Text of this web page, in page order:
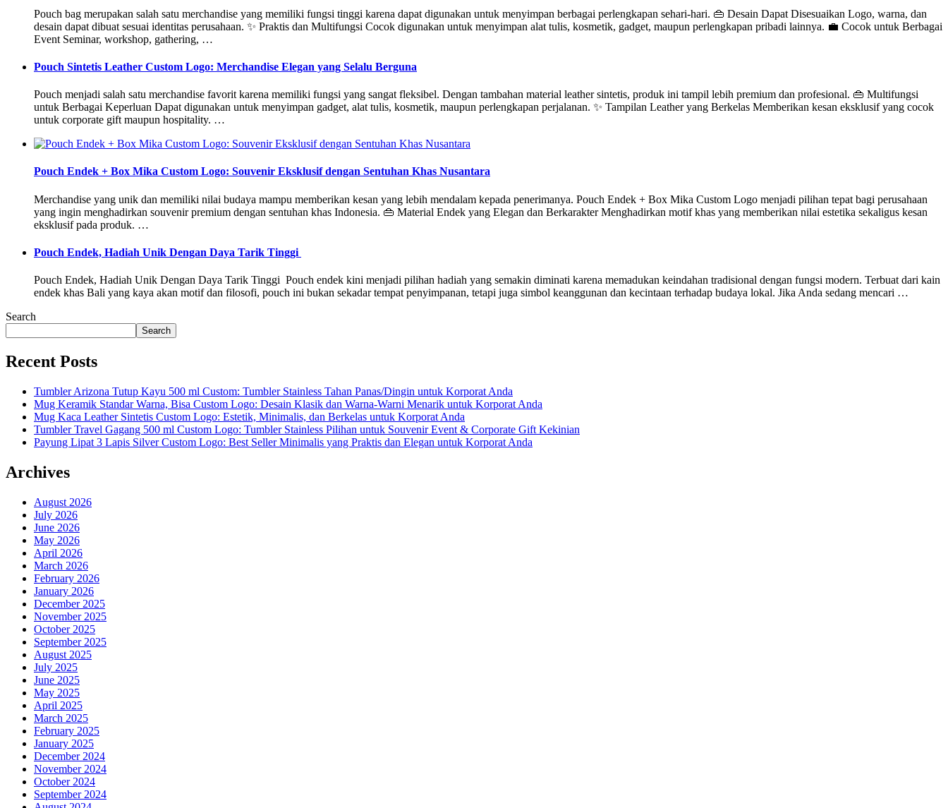
Pouch bag merupakan salah satu merchandise yang memiliki fungsi tinggi karena dapat digunakan untuk menyimpan berbagai perlengkapan sehari-hari. 👜 Desain Dapat Disesuaikan Logo, warna, dan
desain dapat dibuat sesuai identitas perusahaan. ✨ Praktis dan Multifungsi Cocok digunakan untuk menyimpan alat tulis, kosmetik, gadget, maupun perlengkapan pribadi lainnya. 💼 Cocok untuk Berbagai
Event Seminar, workshop, gathering, …
Pouch Sintetis Leather Custom Logo: Merchandise Elegan yang Selalu Berguna
Pouch menjadi salah satu merchandise favorit karena memiliki fungsi yang sangat fleksibel. Dengan tambahan material leather sintetis, produk ini tampil lebih premium dan profesional. 👜 Multifungsi
untuk Berbagai Keperluan Dapat digunakan untuk menyimpan gadget, alat tulis, kosmetik, maupun perlengkapan perjalanan. ✨ Tampilan Leather yang Berkelas Memberikan kesan eksklusif yang cocok
untuk corporate gift maupun hospitality. …
Pouch Endek + Box Mika Custom Logo: Souvenir Eksklusif dengan Sentuhan Khas Nusantara
Merchandise yang unik dan memiliki nilai budaya mampu memberikan kesan yang lebih mendalam kepada penerimanya. Pouch Endek + Box Mika Custom Logo menjadi pilihan tepat bagi perusahaan
yang ingin menghadirkan souvenir premium dengan sentuhan khas Indonesia. 👜 Material Endek yang Elegan dan Berkarakter Menghadirkan motif khas yang memberikan nilai estetika sekaligus kesan
eksklusif pada produk. …
Pouch Endek, Hadiah Unik Dengan Daya Tarik Tinggi
Pouch Endek, Hadiah Unik Dengan Daya Tarik Tinggi Pouch endek kini menjadi pilihan hadiah yang semakin diminati karena memadukan keindahan tradisional dengan fungsi modern. Terbuat dari kain
endek khas Bali yang kaya akan motif dan filosofi, pouch ini bukan sekadar tempat penyimpanan, tetapi juga simbol keanggunan dan kecintaan terhadap budaya lokal. Jika Anda sedang mencari …
Search
Search
Recent Posts
Tumbler Arizona Tutup Kayu 500 ml Custom: Tumbler Stainless Tahan Panas/Dingin untuk Korporat Anda
Mug Keramik Standar Warna, Bisa Custom Logo: Desain Klasik dan Warna-Warni Menarik untuk Korporat Anda
Mug Kaca Leather Sintetis Custom Logo: Estetik, Minimalis, dan Berkelas untuk Korporat Anda
Tumbler Travel Gagang 500 ml Custom Logo: Tumbler Stainless Pilihan untuk Souvenir Event & Corporate Gift Kekinian
Payung Lipat 3 Lapis Silver Custom Logo: Best Seller Minimalis yang Praktis dan Elegan untuk Korporat Anda
Archives
August 2026
July 2026
June 2026
May 2026
April 2026
March 2026
February 2026
January 2026
December 2025
November 2025
October 2025
September 2025
August 2025
July 2025
June 2025
May 2025
April 2025
March 2025
February 2025
January 2025
December 2024
November 2024
October 2024
September 2024